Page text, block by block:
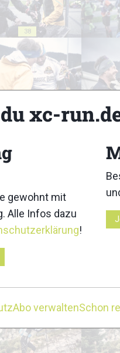
38
43
53
xc-
gewohnt mit
Alle Infos dazu
!
Abo verwaltenSchon